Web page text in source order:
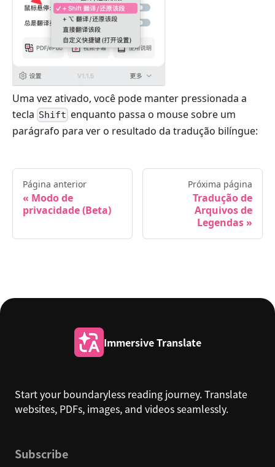
Uma vez ativado, você pode manter pressionada a
tecla Shift enquanto passa o mouse sobre um
parágrafo para ver o resultado da tradução bilíngue:
Página anterior
Modo de
privacidade (Beta)
Próxima página
Tradução de
Arquivos de
Legendas
Immersive Translate
Start your boundaryless reading journey. Translate
websites, PDFs, images, and videos seamlessly.
Subscribe